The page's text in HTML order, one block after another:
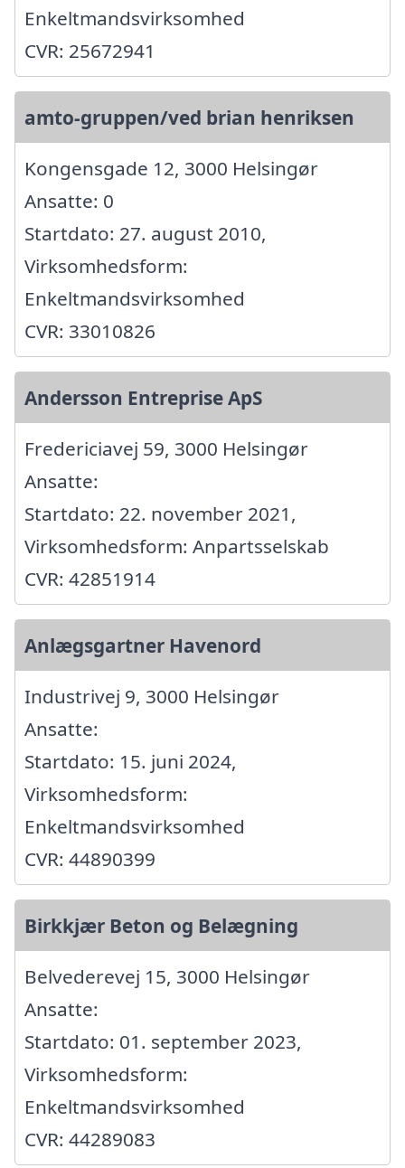
Enkeltmandsvirksomhed
CVR: 25672941
amto-gruppen/ved brian henriksen
Kongensgade 12, 3000 Helsingør
Ansatte: 0
Startdato: 27. august 2010,
Virksomhedsform:
Enkeltmandsvirksomhed
CVR: 33010826
Andersson Entreprise ApS
Fredericiavej 59, 3000 Helsingør
Ansatte:
Startdato: 22. november 2021,
Virksomhedsform: Anpartsselskab
CVR: 42851914
Anlægsgartner Havenord
Industrivej 9, 3000 Helsingør
Ansatte:
Startdato: 15. juni 2024,
Virksomhedsform:
Enkeltmandsvirksomhed
CVR: 44890399
Birkkjær Beton og Belægning
Belvederevej 15, 3000 Helsingør
Ansatte:
Startdato: 01. september 2023,
Virksomhedsform:
Enkeltmandsvirksomhed
CVR: 44289083